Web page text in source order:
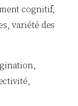
cognitif,
variété des